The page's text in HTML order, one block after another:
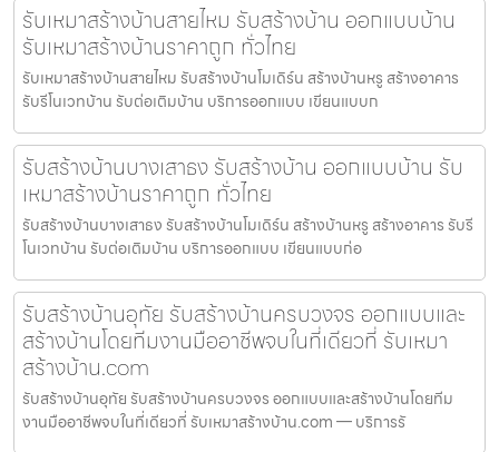
รับเหมาสร้างบ้านสายไหม รับสร้างบ้าน ออกแบบบ้าน
รับเหมาสร้างบ้านราคาถูก ทั่วไทย
รับเหมาสร้างบ้านสายไหม รับสร้างบ้านโมเดิร์น สร้างบ้านหรู สร้างอาคาร
รับรีโนเวทบ้าน รับต่อเติมบ้าน บริการออกแบบ เขียนแบบก
รับสร้างบ้านบางเสาธง รับสร้างบ้าน ออกแบบบ้าน รับ
เหมาสร้างบ้านราคาถูก ทั่วไทย
รับสร้างบ้านบางเสาธง รับสร้างบ้านโมเดิร์น สร้างบ้านหรู สร้างอาคาร รับรี
โนเวทบ้าน รับต่อเติมบ้าน บริการออกแบบ เขียนแบบก่อ
รับสร้างบ้านอุทัย รับสร้างบ้านครบวงจร ออกแบบและ
สร้างบ้านโดยทีมงานมืออาชีพจบในที่เดียวที่ รับเหมา
สร้างบ้าน.com
รับสร้างบ้านอุทัย รับสร้างบ้านครบวงจร ออกแบบและสร้างบ้านโดยทีม
งานมืออาชีพจบในที่เดียวที่ รับเหมาสร้างบ้าน.com — บริการรั